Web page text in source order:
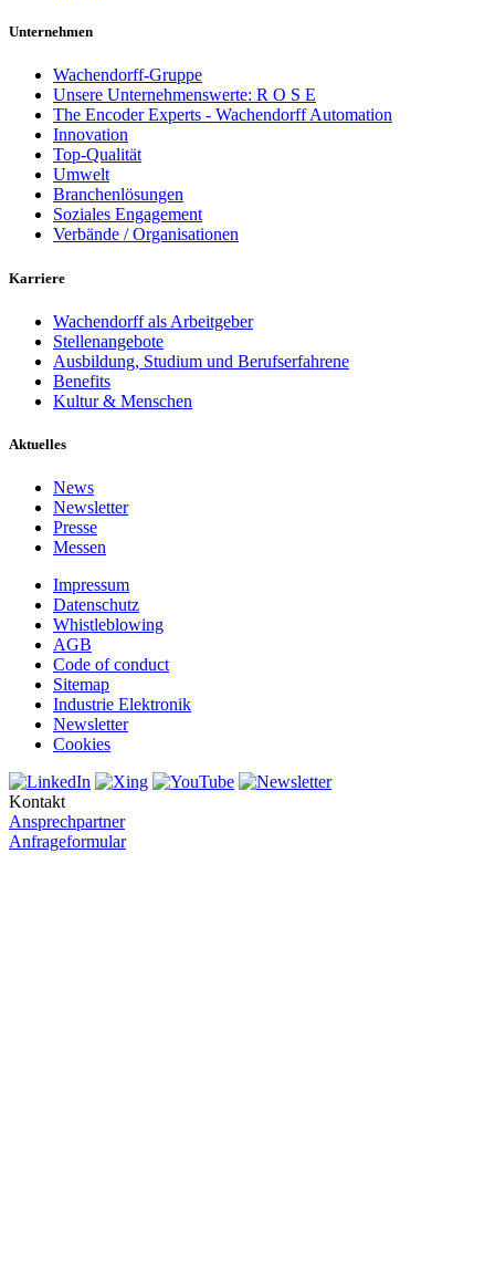
Unternehmen
Wachendorff-Gruppe
Unsere Unternehmenswerte: R O S E
The Encoder Experts - Wachendorff Automation
Innovation
Top-Qualität
Umwelt
Branchenlösungen
Soziales Engagement
Verbände / Organisationen
Karriere
Wachendorff als Arbeitgeber
Stellenangebote
Ausbildung, Studium und Berufserfahrene
Benefits
Kultur & Menschen
Aktuelles
News
Newsletter
Presse
Messen
Impressum
Datenschutz
Whistleblowing
AGB
Code of conduct
Sitemap
Industrie Elektronik
Newsletter
Cookies
Kontakt
Ansprechpartner
Anfrageformular